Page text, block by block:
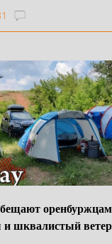
и шквалистый ветер